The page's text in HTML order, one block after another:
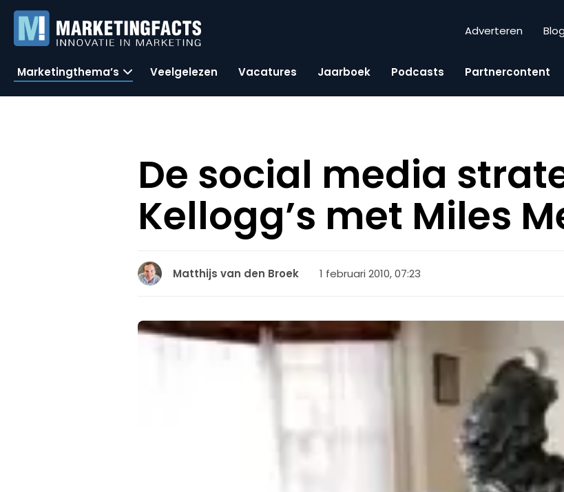
Adverteren
Marketingthema’s Veelgelezen Vacatures Jaarboek Podcasts Partnercontent
De social media
Kellogg’s met Miles
Matthijs van den Broek 1 februari 2010, 07:23